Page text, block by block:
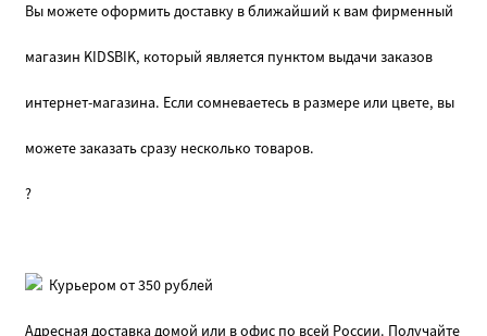
Вы можете оформить доставку в ближайший к вам фирменный
магазин KIDSBIK, который является пунктом выдачи заказов
интернет-магазина. Если сомневаетесь в размере или цвете, вы
можете заказать сразу несколько товаров.
?
Курьером от 350 рублей